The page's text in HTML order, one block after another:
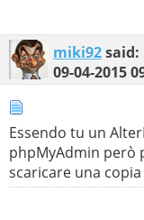
miki92said:
09-04-2015
Essendo tu un
phpMyAdmin però
scaricare una